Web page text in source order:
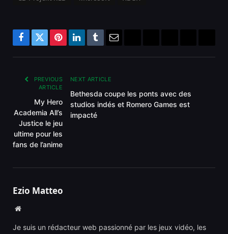
Facebook
TwitterPinterestLinkedInTumblr
PREVIOUS
ARTICLE
My Hero
Academia All’s
Justice le jeu
ultime pour les
fans de l’anime
NEXT ARTICLE
Bethesda coupe les ponts avec des
studios indés et Romero Games est
impacté
Ezio Matteo
Website
Je suis un rédacteur web passionné par les jeux vidéo, les